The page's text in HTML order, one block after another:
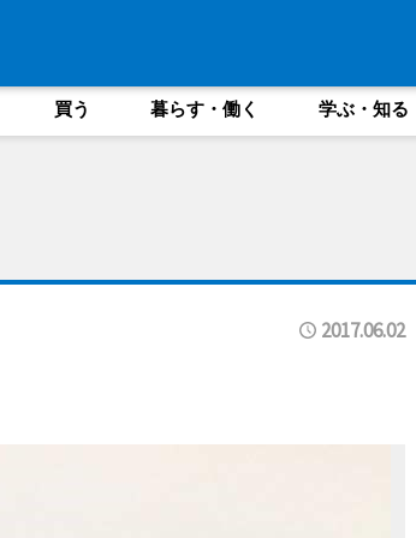
買う 暮らす・働く 学ぶ・知る
2017.06.02